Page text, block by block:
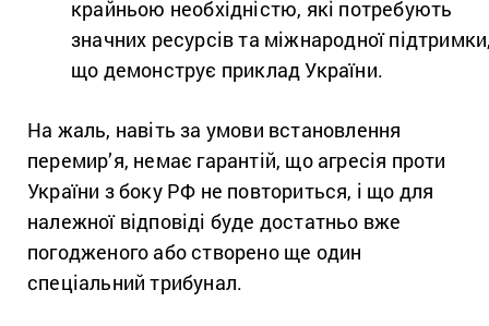
крайньою необхідністю, які потребують
значних ресурсів та міжнародної
що демонструє приклад України.
На жаль, навіть за умови встановлення
перемир’я, немає гарантій, що агресія проти
України з боку РФ не повториться, і що для
належної відповіді буде достатньо вже
погодженого або створено ще один
спеціальний трибунал.